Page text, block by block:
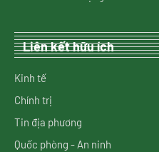
Liên kết hữu ích
Kinh tế
Chính trị
Tin địa phương
Quốc phòng - An ninh